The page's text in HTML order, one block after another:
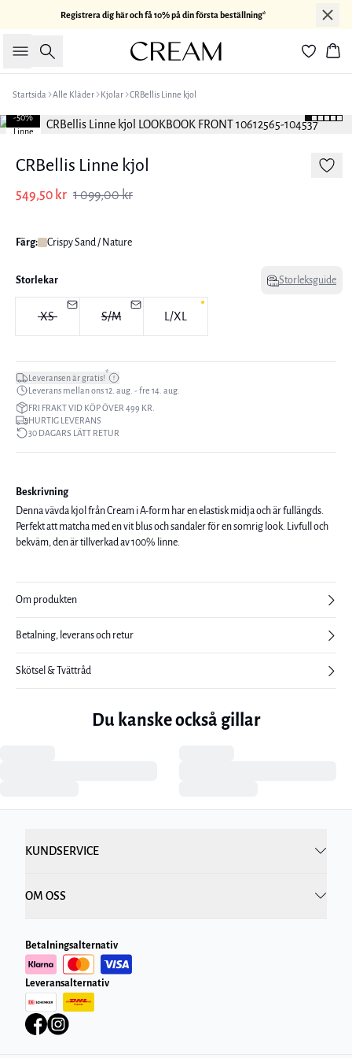
Registrera dig här och få 10% på din första beställning*
Sök
Startsida Alle Kläder Kjolar CRBellis Linne kjol
Linne
-50%
CRBellis Linne kjol
549,50 kr 1 099,00 kr
Färg: Crispy Sand / Nature
Storlekar Storleksguide
XS S/M L/XL
Leveransen är gratis!*
Leverans mellan ons 12. aug. - fre 14. aug.
FRI FRAKT VID KÖP ÖVER 499 KR.
HURTIG LEVERANS
30 DAGARS LÄTT RETUR
Beskrivning
Denna vävda kjol från Cream i A-form har en elastisk midja och är fullängds.
Perfekt att matcha med en vit blus och sandaler för en somrig look. Livfull och
bekväm, den är tillverkad av 100% linne.
Om produkten
Betalning, leverans och retur
Skötsel & Tvättråd
Du kanske också gillar
KUNDSERVICE
OM OSS
Betalningsalternativ
Leveransalternativ